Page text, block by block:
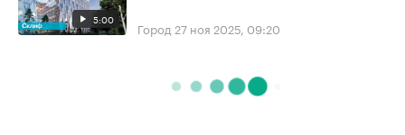
5:00 Город 27 ноя 2025, 09:20